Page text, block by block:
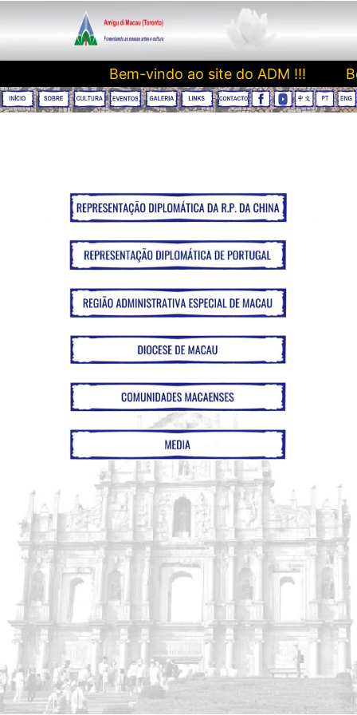
Bem-vindo ao site do ADM !!!